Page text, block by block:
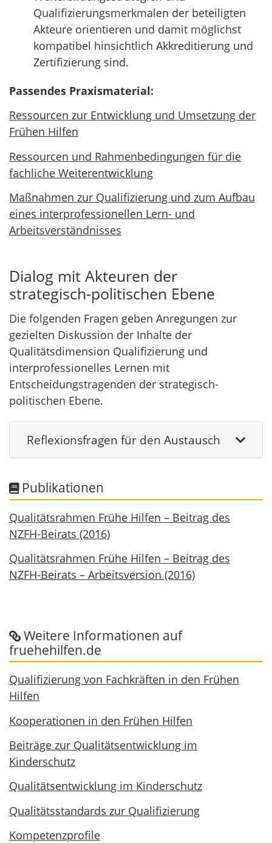
Qualifizierungsmerkmalen der beteiligten
Akteure orientieren und damit möglichst
kompatibel hinsichtlich Akkreditierung und
Zertifizierung sind.
Passendes Praxismaterial:
Ressourcen zur Entwicklung und Umsetzung der
Frühen Hilfen
Ressourcen und Rahmenbedingungen für die
fachliche Weiterentwicklung
Maßnahmen zur Qualifizierung und zum Aufbau
eines interprofessionellen Lern- und
Arbeitsverständnisses
Dialog mit Akteuren der
strategisch-politischen Ebene
Die folgenden Fragen geben Anregungen zur
gezielten Diskussion der Inhalte der
Qualitätsdimension Qualifizierung und
interprofessionelles Lernen mit
Entscheidungstragenden der strategisch-
politischen Ebene.
Reflexionsfragen für den Austausch
Publikationen
Qualitätsrahmen Frühe Hilfen – Beitrag des
NZFH-Beirats (2016)
Qualitätsrahmen Frühe Hilfen – Beitrag des
NZFH-Beirats – Arbeitsversion (2016)
Weitere Informationen auf
fruehehilfen.de
Qualifizierung von Fachkräften in den Frühen
Hilfen
Kooperationen in den Frühen Hilfen
Beiträge zur Qualitätsentwicklung im
Kinderschutz
Qualitätsentwicklung im Kinderschutz
Qualitätsstandards zur Qualifizierung
Kompetenzprofile